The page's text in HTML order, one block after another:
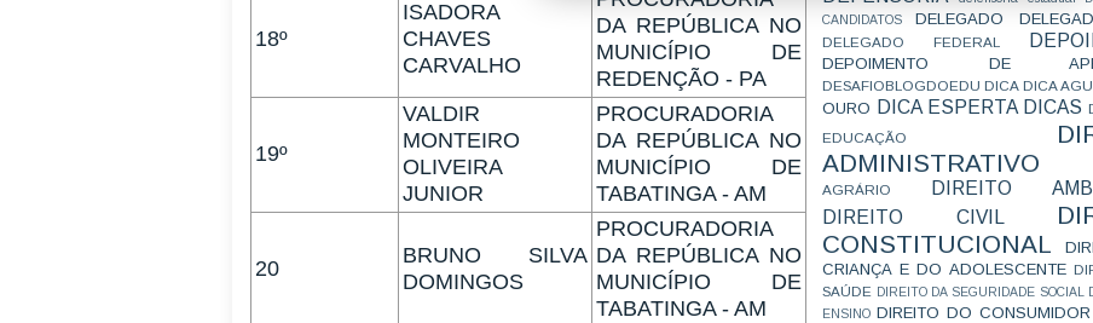
18º
ISADORA
CHAVES
CARVALHO
DA REPÚBLICA NO
MUNICÍPIO DE
REDENÇÃO - PA
19º
VALDIR
MONTEIRO
OLIVEIRA
JUNIOR
PROCURADORIA
DA REPÚBLICA NO
MUNICÍPIO DE
TABATINGA - AM
20
BRUNO SILVA
DOMINGOS
PROCURADORIA
DA REPÚBLICA NO
MUNICÍPIO DE
TABATINGA - AM
CANDIDATOS
DELEGADO
DELEGADO FEDERAL
DEPOIMENTO DE
DESAFIOBLOGDOEDU DICA DICA AGU
OURO DICA ESPERTA DICAS
EDUCAÇÃO
ADMINISTRATIVO
AGRÁRIO
DIREITO
DIREITO CIVIL
CONSTITUCIONAL
CRIANÇA E DO ADOLESCENTE
SAÚDE
DIREITO DA SEGURIDADE SOCIAL
ENSINO DIREITO DO CONSUMIDOR